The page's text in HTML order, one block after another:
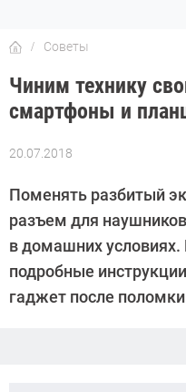
Советы
Чиним технику
смартфоны и
20.07.2018
Автор:
Дмитриева
Поменять разбитый
разъем для
в домашних
подробные
гаджет после